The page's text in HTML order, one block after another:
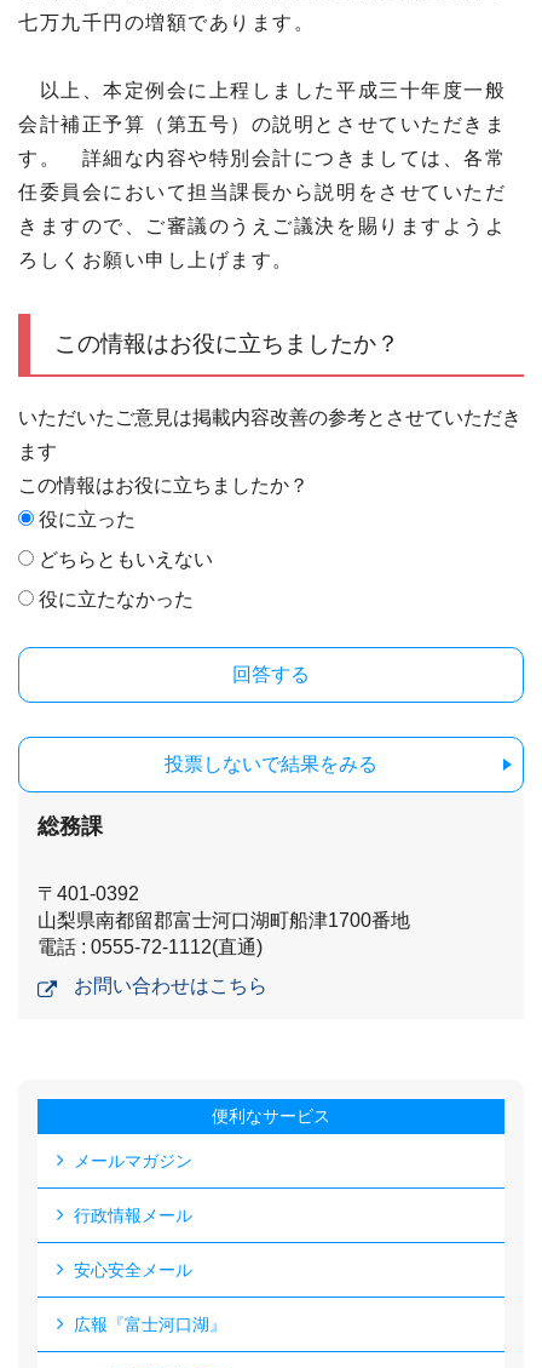
七万九千円の増額であります。
以上、本定例会に上程しました平成三十年度一般
会計補正予算（第五号）の説明とさせていただきま
す。 詳細な内容や特別会計につきましては、各常
任委員会において担当課長から説明をさせていただ
きますので、ご審議のうえご議決を賜りますようよ
ろしくお願い申し上げます。
この情報はお役に立ちましたか？
いただいたご意見は掲載内容改善の参考とさせていただき
ます
この情報はお役に立ちましたか？
役に立った
どちらともいえない
役に立たなかった
投票しないで結果をみる
総務課
〒401-0392
山梨県南都留郡富士河口湖町船津1700番地
電話 : 0555-72-1112(直通)
お問い合わせはこちら
便利なサービス
メールマガジン
行政情報メール
安心安全メール
広報『富士河口湖』